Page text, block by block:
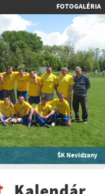
FOTOGALÉRIA
ŠK Nevidzany